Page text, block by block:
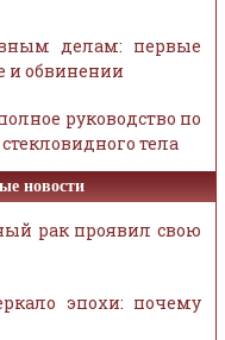
делам: первые
и обвинении
руководство по
тела
новости
рак проявил свою
эпохи: почему